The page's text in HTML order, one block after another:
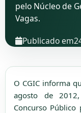
pelo Núcleo de
Vagas.
Publicado em
O CGIC informa
agosto de
Concurso Público